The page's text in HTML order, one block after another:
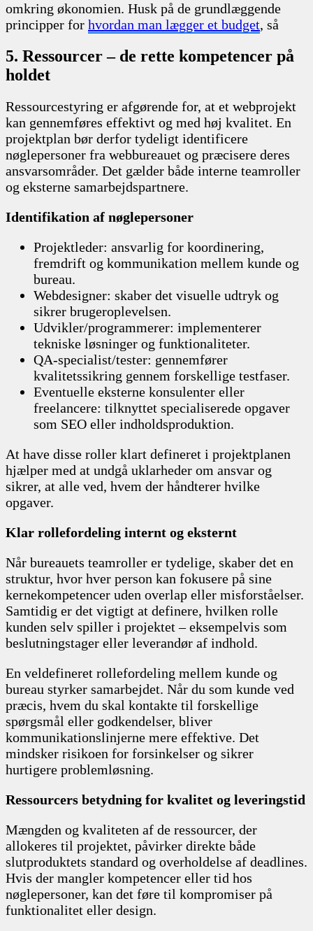
omkring økonomien. Husk på de grundlæggende
principper for hvordan man lægger et budget, så
5. Ressourcer – de rette kompetencer på
holdet
Ressourcestyring er afgørende for, at et webprojekt
kan gennemføres effektivt og med høj kvalitet. En
projektplan bør derfor tydeligt identificere
nøglepersoner fra webbureauet og præcisere deres
ansvarsområder. Det gælder både interne teamroller
og eksterne samarbejdspartnere.
Identifikation af nøglepersoner
Projektleder: ansvarlig for koordinering,
fremdrift og kommunikation mellem kunde og
bureau.
Webdesigner: skaber det visuelle udtryk og
sikrer brugeroplevelsen.
Udvikler/programmerer: implementerer
tekniske løsninger og funktionaliteter.
QA-specialist/tester: gennemfører
kvalitetssikring gennem forskellige testfaser.
Eventuelle eksterne konsulenter eller
freelancere: tilknyttet specialiserede opgaver
som SEO eller indholdsproduktion.
At have disse roller klart defineret i projektplanen
hjælper med at undgå uklarheder om ansvar og
sikrer, at alle ved, hvem der håndterer hvilke
opgaver.
Klar rollefordeling internt og eksternt
Når bureauets teamroller er tydelige, skaber det en
struktur, hvor hver person kan fokusere på sine
kernekompetencer uden overlap eller misforståelser.
Samtidig er det vigtigt at definere, hvilken rolle
kunden selv spiller i projektet – eksempelvis som
beslutningstager eller leverandør af indhold.
En veldefineret rollefordeling mellem kunde og
bureau styrker samarbejdet. Når du som kunde ved
præcis, hvem du skal kontakte til forskellige
spørgsmål eller godkendelser, bliver
kommunikationslinjerne mere effektive. Det
mindsker risikoen for forsinkelser og sikrer
hurtigere problemløsning.
Ressourcers betydning for kvalitet og leveringstid
Mængden og kvaliteten af de ressourcer, der
allokeres til projektet, påvirker direkte både
slutproduktets standard og overholdelse af deadlines.
Hvis der mangler kompetencer eller tid hos
nøglepersoner, kan det føre til kompromiser på
funktionalitet eller design.